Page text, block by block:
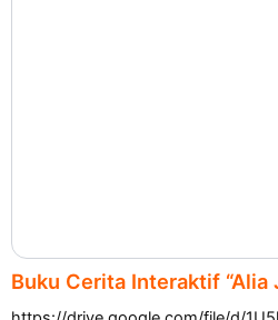
Buku Cerita Interaktif “Alia